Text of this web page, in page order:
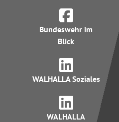
Bundeswehr im
Blick
WALHALLA Soziales
WALHALLA